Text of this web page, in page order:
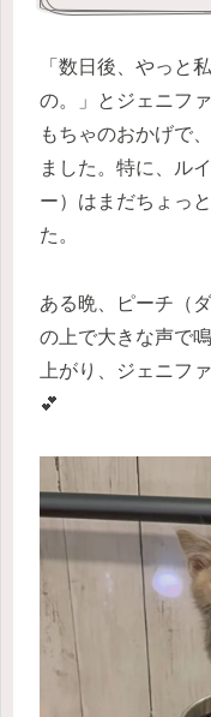
「数日後、やっと
の。」とジェニフ
もちゃのおかげで
ました。特に、ル
ー）はまだちょっ
た。
ある晩、ピーチ（
の上で大きな声で
上がり、ジェニフ
💕